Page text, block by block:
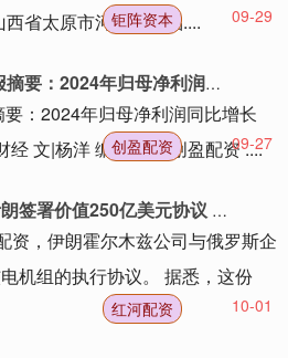
省太原市河西农产品....
09-29
钜阵资本
年归母净利润同比增长79.30%
要：2024年归母净利润同比增长
经 文|杨洋 编|李亦辉创盈配资 ....
09-27
创盈配资
亿美元协议 将在伊建设4座核电机组
资，伊朗霍尔木兹公司与俄罗斯企
机组的执行协议。 据悉，这份
10-01
红河配资